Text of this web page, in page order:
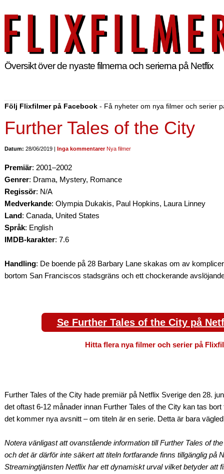
Översikt över de nyaste filmerna och serierna på Netflix
Följ Flixfilmer på Facebook - Få nyheter om nya filmer och serier
Further Tales of the City
Datum: 28/06/2019 | Inga kommentarer Nya filmer
Premiär: 2001–2002
Genrer: Drama, Mystery, Romance
Regissör: N/A
Medverkande: Olympia Dukakis, Paul Hopkins, Laura Linney
Land: Canada, United States
Språk: English
IMDB-karakter: 7.6
Handling: De boende på 28 Barbary Lane skakas om av
bortom San Franciscos stadsgräns och ett chockerande
Se Further Tales of the City på
Hitta flera nya filmer och serier på
Further Tales of the City hade premiär på Netflix Sverige den 28.
det oftast 6-12 månader innan Further Tales of the City kan tas
det kommer nya avsnitt – om titeln är en serie. Detta är bara
Notera vänligast att ovanstående information till Further Tales of
och det är därför inte säkert att titeln fortfarande finns tillgänglig på
Streamingtjänsten Netflix har ett dynamiskt urval vilket betyder att